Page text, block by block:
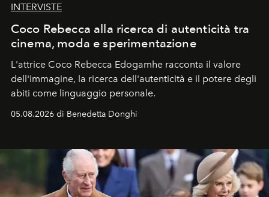
INTERVISTE
Coco Rebecca alla ricerca di autenticità tra
cinema, moda e sperimentazione
L'attrice Coco Rebecca Edogamhe racconta il valore
dell'immagine, la ricerca dell'autenticità e il potere degli
abiti come linguaggio personale.
05.08.2026 di Benedetta Donghi